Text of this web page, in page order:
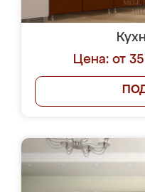
Цена: от